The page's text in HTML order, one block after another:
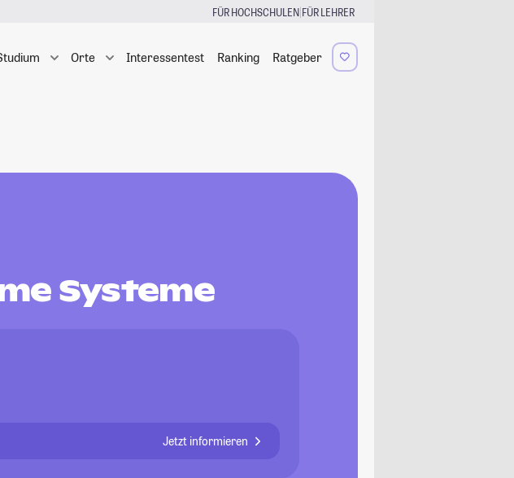
FÜR HOCHSCHULEN|FÜR LEHRER
Orte Interessentest Ranking Ratgeber
Systeme
Jetzt informieren